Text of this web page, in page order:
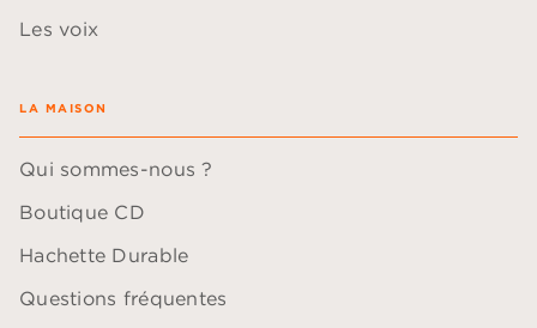
Les voix
LA MAISON
Qui sommes-nous ?
Boutique CD
Hachette Durable
Questions fréquentes